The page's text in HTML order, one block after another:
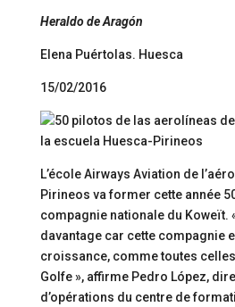
Heraldo de Aragón
Elena Puértolas. Huesca
15/02/2016
L’école Airways Aviation de
Pirineos va former cette année
compagnie nationale du Koweït.
davantage car cette compagnie
croissance, comme toutes
Golfe », affirme Pedro López,
d’opérations du centre de